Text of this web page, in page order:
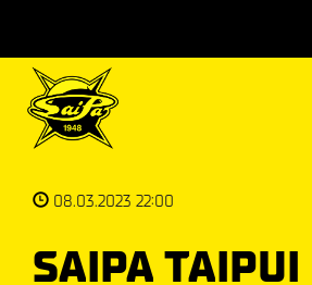
08.03.2023 22:00
SAIPA TAIPUI